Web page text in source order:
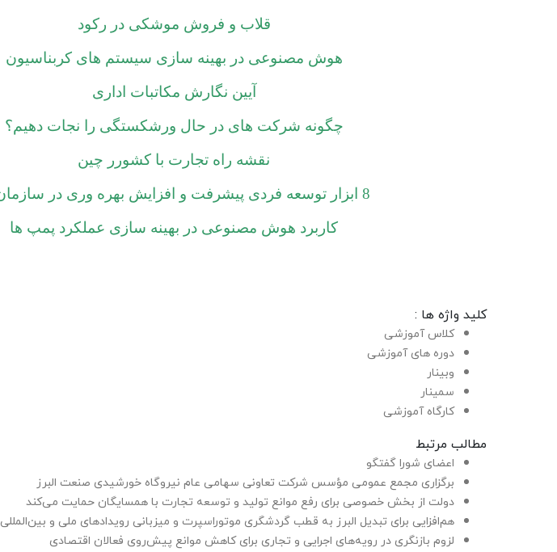
قلاب و فروش موشکی در رکود
هوش مصنوعی در بهینه سازی سیستم های کربناسیون
آیین نگارش مکاتبات اداری
چگونه شرکت های در حال ورشکستگی را نجات دهیم؟
نقشه راه تجارت با کشورر چین
8 ابزار توسعه فردی پیشرفت و افزایش بهره وری در سازمان ها
کاربرد هوش مصنوعی در بهینه سازی عملکرد پمپ ها
کلید واژه ها :
کلاس آموزشی
دوره های آموزشی
وبینار
سمینار
کارگاه آموزشی
مطالب مرتبط
اعضای شورا گفتگو
برگزاری مجمع عمومی مؤسس شرکت تعاونی سهامی عام نیروگاه خورشیدی صنعت البرز
دولت از بخش خصوصی برای رفع موانع تولید و توسعه تجارت با همسایگان حمایت می‌کند
هم‌افزایی برای تبدیل البرز به قطب گردشگری موتوراسپرت و میزبانی رویدادهای ملی و بین‌المللی
لزوم بازنگری در رویه‌های اجرایی و تجاری برای کاهش موانع پیش‌روی فعالان اقتصادی